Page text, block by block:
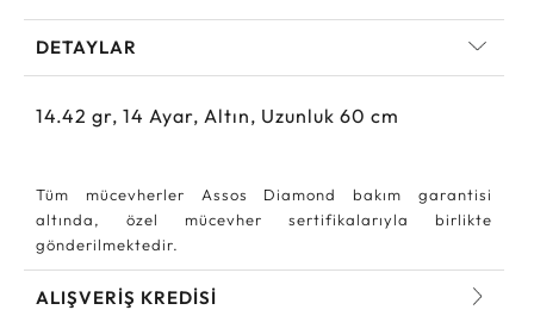
DETAYLAR
14.42 gr, 14 Ayar, Altın, Uzunluk 60 cm
Tüm mücevherler Assos Diamond bakım garantisi
altında, özel mücevher sertifikalarıyla birlikte
gönderilmektedir.
ALIŞVERİŞ KREDİSİ